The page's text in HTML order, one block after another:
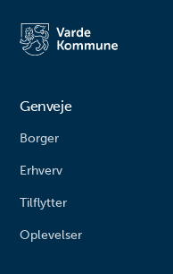
større børn. Her finder du alt fra
vipper og klatrestativ til
Genveje
Borger
Erhverv
Tilflytter
Oplevelser